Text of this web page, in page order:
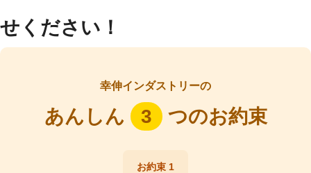
せください！
幸伸インダストリーの
あんしん 3 つのお約束
お約束 1